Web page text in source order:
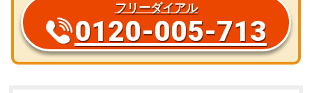
フリーダイアル
0120-005-713